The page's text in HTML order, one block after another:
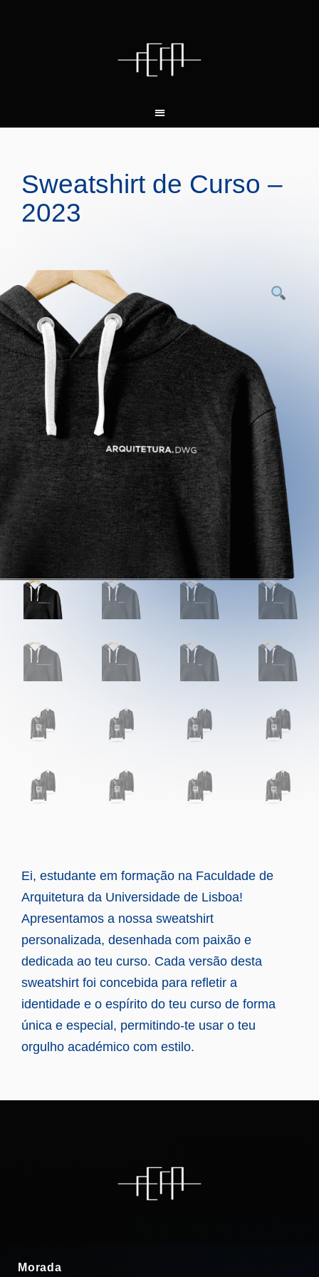
Sweatshirt de Curso –
2023
Ei, estudante em formação na Faculdade de
Arquitetura da Universidade de Lisboa!
Apresentamos a nossa sweatshirt
personalizada, desenhada com paixão e
dedicada ao teu curso. Cada versão desta
sweatshirt foi concebida para refletir a
identidade e o espírito do teu curso de forma
única e especial, permitindo-te usar o teu
orgulho académico com estilo.
Morada